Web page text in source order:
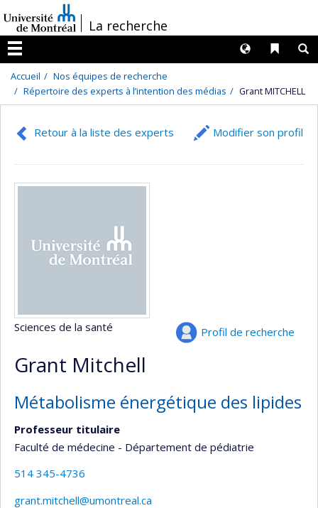
au
contenu
/La recherche
Menu
Liens
Langues
Accueil
Nos équipes de recherche
Répertoire des experts à l’intention des médias
Grant MITCHELL
Retour à la liste des experts Modifier son profil
Profil de recherche
Sciences de la santé
Grant Mitchell
Métabolisme énergétique des lipides
Professeur titulaire
Faculté de médecine - Département de pédiatrie
514 345-4736
grant.mitchell@umontreal.ca